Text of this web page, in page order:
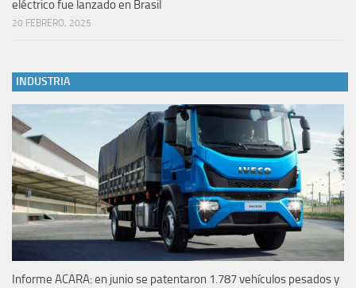
eléctrico fue lanzado en Brasil
20 FEBRERO, 2025
INDUSTRIA
Informe ACARA: en junio se patentaron 1.787 vehículos pesados y